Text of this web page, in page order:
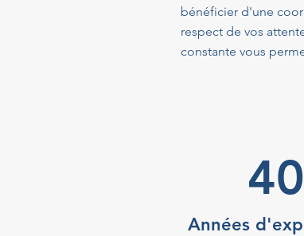
bénéficier d'une
respect de vos
constante vous
40
Années